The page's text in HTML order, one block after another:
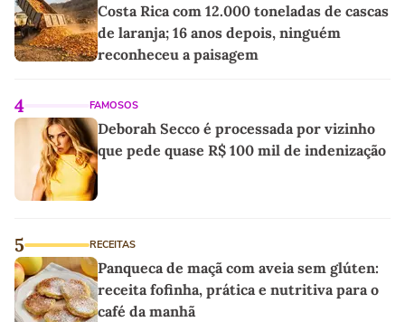
Costa Rica com 12.000 toneladas de cascas
de laranja; 16 anos depois, ninguém
reconheceu a paisagem
4 FAMOSOS
Deborah Secco é processada por vizinho
que pede quase R$ 100 mil de indenização
5 RECEITAS
Panqueca de maçã com aveia sem glúten:
receita fofinha, prática e nutritiva para o
café da manhã